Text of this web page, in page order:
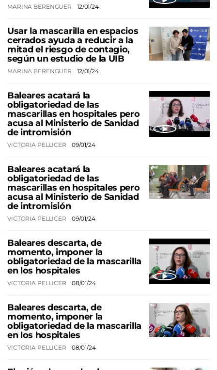
MARINA BERENGUER 12/01/24
Usar la mascarilla en espacios
cerrados ayuda a reducir a la
mitad el riesgo de contagio,
según un estudio de la UIB
MARINA BERENGUER 12/01/24
Baleares acatará la
obligatoriedad de las
mascarillas en hospitales pero
acusa al Ministerio de Sanidad
de intromisión
VICTORIA PELLICER 09/01/24
Baleares acatará la
obligatoriedad de las
mascarillas en hospitales pero
acusa al Ministerio de Sanidad
de intromisión
VICTORIA PELLICER 09/01/24
Baleares descarta, de
momento, imponer la
obligatoriedad de la mascarilla
en los hospitales
VICTORIA PELLICER 08/01/24
Baleares descarta, de
momento, imponer la
obligatoriedad de la mascarilla
en los hospitales
VICTORIA PELLICER 08/01/24